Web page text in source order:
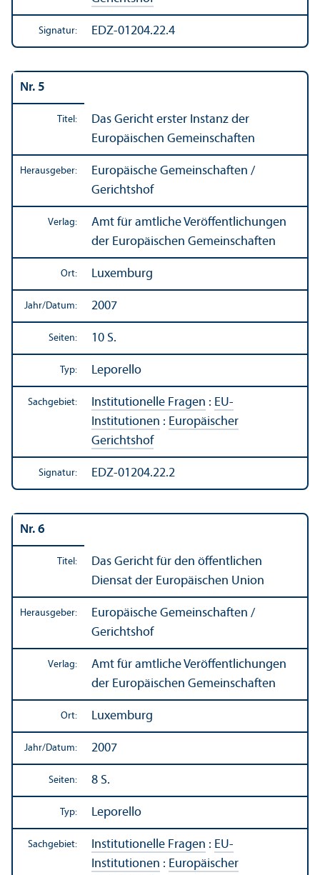
Signatur: EDZ-01204.22.4
Nr. 5
Titel:
Das Gericht erster Instanz der
Europäischen Gemeinschaften
Herausgeber:
Europäische Gemeinschaften /
Gerichtshof
Verlag:
Amt für amtliche Veröffentlichungen
der Europäischen Gemeinschaften
Ort: Luxemburg
Jahr/Datum: 2007
Seiten: 10 S.
Typ: Leporello
Sachgebiet: Institutionelle Fragen : EU-
Institutionen : Europäischer
Gerichtshof
Signatur: EDZ-01204.22.2
Nr. 6
Titel:
Das Gericht für den öffentlichen
Diensat der Europäischen Union
Herausgeber:
Europäische Gemeinschaften /
Gerichtshof
Verlag:
Amt für amtliche Veröffentlichungen
der Europäischen Gemeinschaften
Ort: Luxemburg
Jahr/Datum: 2007
Seiten: 8 S.
Typ: Leporello
Sachgebiet: Institutionelle Fragen : EU-
Institutionen : Europäischer